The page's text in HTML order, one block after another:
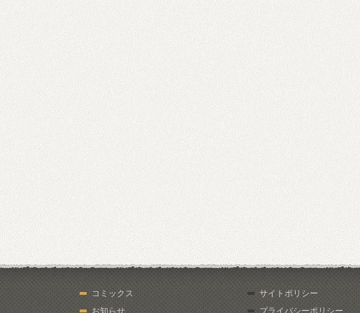
コミックス
お知らせ
サイトポリシー
プライバシーポリシー